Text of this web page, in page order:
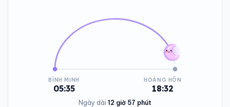
BÌNH MINH
05:35
HOÀNG HÔN
18:32
Ngày dài 12 giờ 57 phút